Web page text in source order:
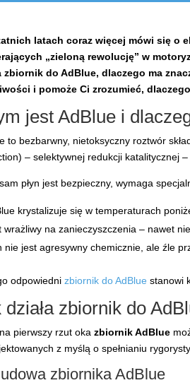
latach coraz więcej mówi się o
„zieloną rewolucję” w
zbiornik do AdBlue, dlaczego ma
i pomoże Ci zrozumieć,
jest AdBlue i
to bezbarwny, nietoksyczny roztwór
– selektywnej redukcji katalitycznej
płyn jest bezpieczny, wymaga
krystalizuje się w temperaturach
wrażliwy na zanieczyszczenia – nawet
nie jest agresywny chemicznie, ale źle
odpowiednizbiornik do AdBlue stanowi
działa zbiornik do
pierwszy rzut okazbiornik AdBlue
z myślą o spełnianiu
zbiornika AdBlue